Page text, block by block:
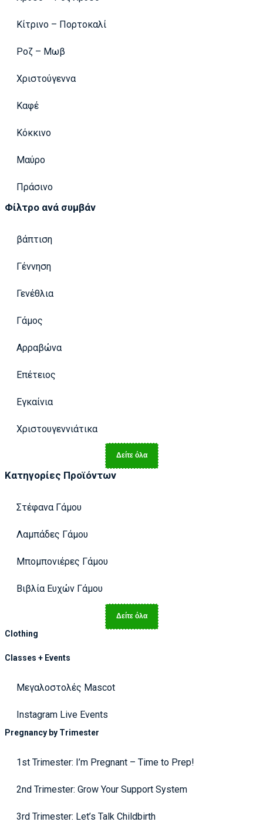
Κίτρινο – Πορτοκαλί
Ροζ – Μωβ
Χριστούγεννα
Καφέ
Κόκκινο
Μαύρο
Πράσινο
Φίλτρο ανά συμβάν
βάπτιση
Γέννηση
Γενέθλια
Γάμος
Αρραβώνα
Επέτειος
Εγκαίνια
Χριστουγεννιάτικα
Δείτε όλα
Κατηγορίες Προϊόντων
Στέφανα Γάμου
Λαμπάδες Γάμου
Μπομπονιέρες Γάμου
Βιβλία Ευχών Γάμου
Δείτε όλα
Clothing
Classes + Events
Μεγαλοστολές Mascot
Instagram Live Events
Pregnancy by Trimester
1st Trimester: I’m Pregnant – Time to Prep!
2nd Trimester: Grow Your Support System
3rd Trimester: Let’s Talk Childbirth